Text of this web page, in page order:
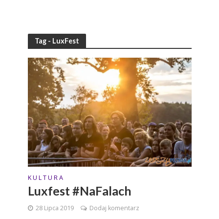
Tag - LuxFest
K U L T U R A
Luxfest #NaFalach
28 Lipca 2019 Dodaj komentarz